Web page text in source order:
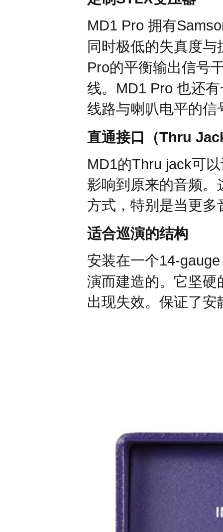
MD1 Pro 拥有
同时极低的失真度与
Pro的平衡输出信号
线。 MD1 Pro 也还
线路与喇叭电平的信
直通接口（Thru
MD1的Thru jack可
影响到原来的音频
方式，特别是当更
适合巡演的结构
安装在一个14-
演而建造的。它坚硬
出现失效。保证了安